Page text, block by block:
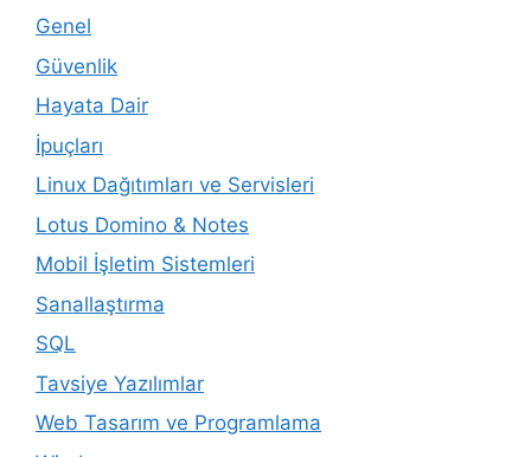
Genel
Güvenlik
Hayata Dair
İpuçları
Linux Dağıtımları ve Servisleri
Lotus Domino & Notes
Mobil İşletim Sistemleri
Sanallaştırma
SQL
Tavsiye Yazılımlar
Web Tasarım ve Programlama